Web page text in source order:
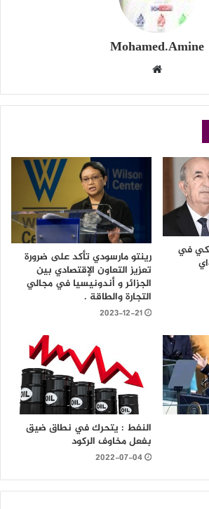
Mohamed.Amine
في
رينتو مارسودي تأكد على ضرورة
تعزيز التعاون الإقتصادي بين
الجزائر و أندونيسيا في مجالي
التجارة والطاقة .
2023-12-21
النفط : يتحرك في نطاق ضيق
بفعل مخاوف الركود
2022-07-04